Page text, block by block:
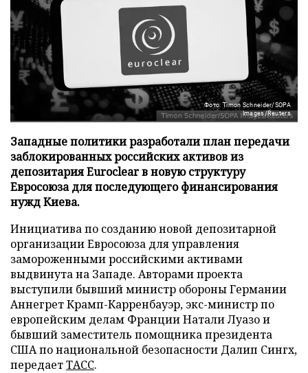
Фото: Timon Schneider/SOPA
Images/Reuters
Западные политики разработали план передачи
заблокированных российских активов из
депозитария Euroclear в новую структуру
Евросоюза для последующего финансирования
нужд Киева.
Инициатива по созданию новой депозитарной
организации Евросоюза для управления
замороженными российскими активами
выдвинута на Западе. Авторами проекта
выступили бывший министр обороны Германии
Аннегрет Крамп-Карренбауэр, экс-министр по
европейским делам Франции Натали Луазо и
бывший заместитель помощника президента
США по национальной безопасности Далип Сингх,
передаетТАСС.